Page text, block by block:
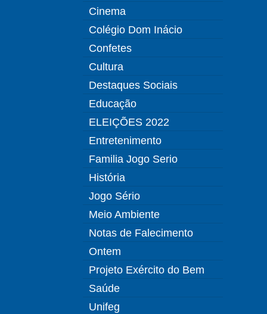
Cinema
Colégio Dom Inácio
Confetes
Cultura
Destaques Sociais
Educação
ELEIÇÕES 2022
Entretenimento
Familia Jogo Serio
História
Jogo Sério
Meio Ambiente
Notas de Falecimento
Ontem
Projeto Exército do Bem
Saúde
Unifeg